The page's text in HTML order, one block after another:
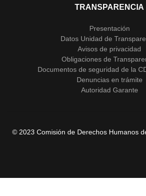
TRANSPARENCIA
Presentación
Datos Unidad de
Avisos de privacidad
Obligaciones de
Documentos de seguridad de la
Denuncias en trámite
Autoridad Garante
© 2023 Comisión de Derechos Humanos